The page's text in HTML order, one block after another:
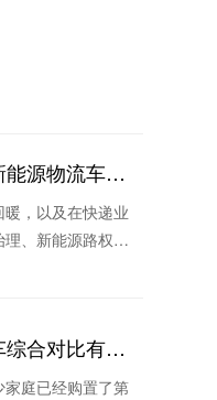
源物流车哪
，以及在快递业
、新能源路权和
合对比有哪
庭已经购置了第